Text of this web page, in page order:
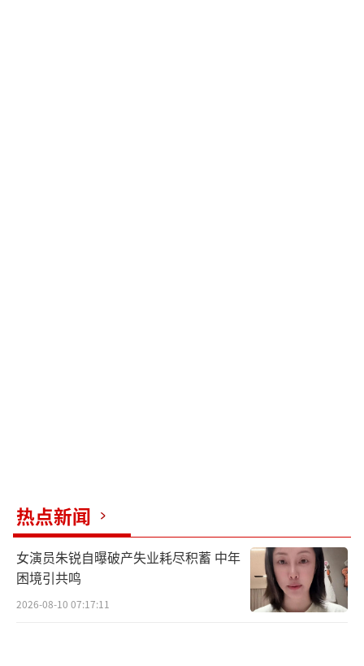
热点新闻
女演员朱锐自曝破产失业耗尽积蓄 中年
困境引共鸣
2026-08-10 07:17:11